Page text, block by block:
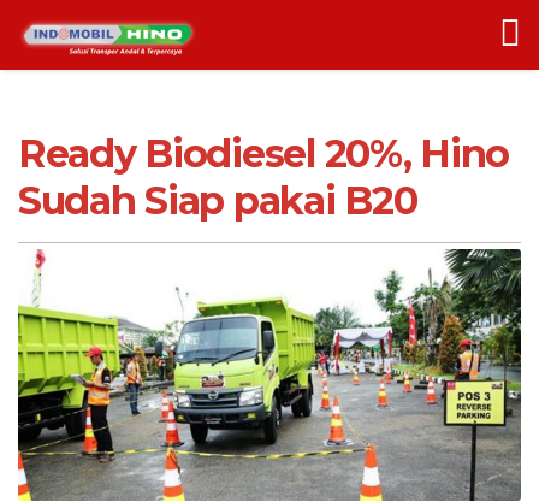
Ready Biodiesel 20%, Hino
Sudah Siap pakai B20